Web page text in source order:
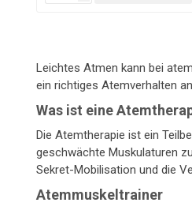
Leichtes Atmen kann bei
ein richtiges Atemverhalten
Was ist eine
Die Atemtherapie ist ein
geschwächte Muskulaturen
Sekret-Mobilisation und die
Atemmuskeltrainer